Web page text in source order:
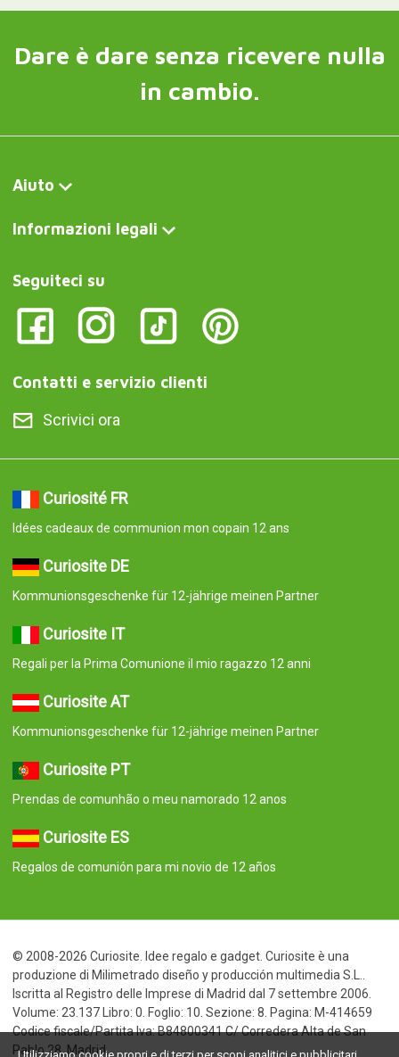
Dare è dare senza ricevere nulla
in cambio.
Aiuto
Informazioni legali
Seguiteci su
Contatti e servizio clienti
Scrivici ora
Curiosité FR
Idées cadeaux de communion mon copain 12 ans
Curiosite DE
Kommunionsgeschenke für 12-jährige meinen Partner
Curiosite IT
Regali per la Prima Comunione il mio ragazzo 12 anni
Curiosite AT
Kommunionsgeschenke für 12-jährige meinen Partner
Curiosite PT
Prendas de comunhão o meu namorado 12 anos
Curiosite ES
Regalos de comunión para mi novio de 12 años
© 2008-2026 Curiosite. Idee regalo e gadget. Curiosite è una
produzione di Milimetrado diseño y producción multimedia S.L..
Iscritta al Registro delle Imprese di Madrid dal 7 settembre 2006.
Volume: 23.137 Libro: 0. Foglio: 10. Sezione: 8. Pagina: M-414659
Codice fiscale/Partita Iva: B84800341 C/ Corredera Alta de San
Pablo 28, Madrid
Utilizziamo cookie propri e di terzi per scopi analitici e pubblicitari.